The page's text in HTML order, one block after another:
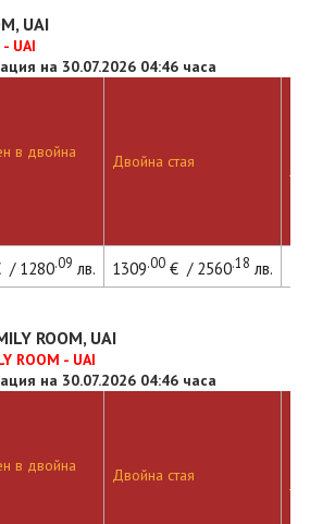
UAI
UAI
на 30.07.2026 04:46 часа
в двойна
Двойна стая
1280.09 лв. 1309.00€ / 2560.18 лв.
ROOM, UAI
ROOM - UAI
на 30.07.2026 04:46 часа
в двойна
Двойна стая